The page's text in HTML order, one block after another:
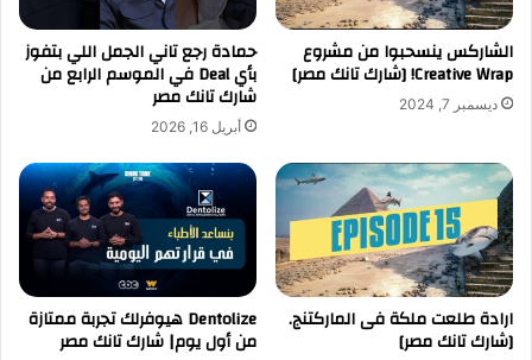
الشاركس ينسحبوا من مشروع
Creative Wrap! [شارك تانك مصر]
ديسمبر 7, 2024
حمادة رجع تاني الجمل اللي بتفوز
بأي Deal في الموسم الرابع من
شارك تانك مصر
أبريل 16, 2026
ارادة طلعت ملكة فى الماركتنج.
[شارك تانك مصر]
Dentolize هيوفرلك تجربة ممتازة
من أول يوم| شارك تانك مصر